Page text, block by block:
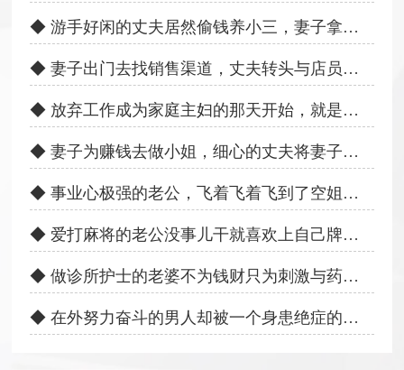
◆ 游手好闲的丈夫居然偷钱养小三，妻子拿到证据果断离婚
◆ 妻子出门去找销售渠道，丈夫转头与店员在店里偷情
◆ 放弃工作成为家庭主妇的那天开始，就是女人卑微的起始点
◆ 妻子为赚钱去做小姐，细心的丈夫将妻子拉回上岸
◆ 事业心极强的老公，飞着飞着飞到了空姐的床上
◆ 爱打麻将的老公没事儿干就喜欢上自己牌友的床
◆ 做诊所护士的老婆不为钱财只为刺激与药房老板偷情上床
◆ 在外努力奋斗的男人却被一个身患绝症的病人戴了绿帽子